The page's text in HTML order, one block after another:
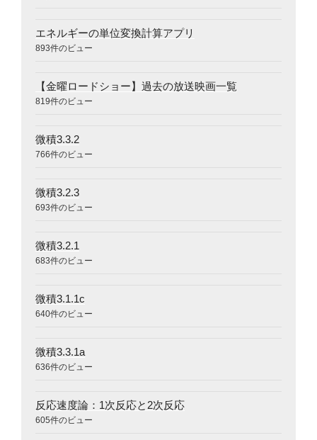
エネルギーの単位変換計算アプリ
893件のビュー
【金曜ロードショー】過去の放送映画一覧
819件のビュー
微積3.3.2
766件のビュー
微積3.2.3
693件のビュー
微積3.2.1
683件のビュー
微積3.1.1c
640件のビュー
微積3.3.1a
636件のビュー
反応速度論：1次反応と2次反応
605件のビュー